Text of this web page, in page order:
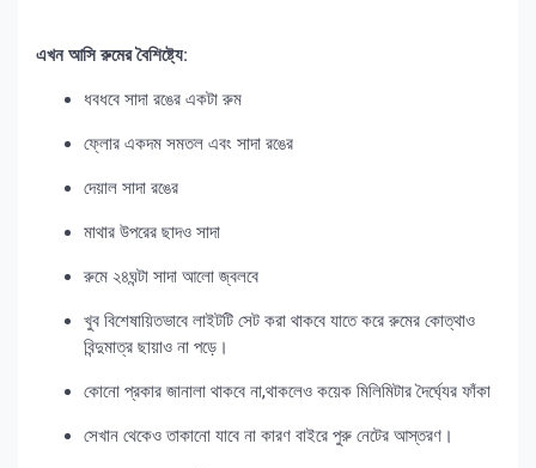
এখন আসি রুমের বৈশিষ্ট্যে:
ধবধবে সাদা রঙের একটা রুম
ফ্লোর একদম সমতল এবং সাদা রঙের
দেয়াল সাদা রঙের
মাথার উপরের ছাদও সাদা
রুমে ২৪ঘন্টা সাদা আলো জ্বলবে
খুব বিশেষায়িতভাবে লাইটটি সেট করা থাকবে যাতে করে রুমের কোত্থাও
বিন্দুমাত্র ছায়াও না পড়ে।
কোনো প্রকার জানালা থাকবে না,থাকলেও কয়েক মিলিমিটার দৈর্ঘ্যের ফাঁকা
সেখান থেকেও তাকানো যাবে না কারণ বাইরে পুরু নেটের আস্তরণ।